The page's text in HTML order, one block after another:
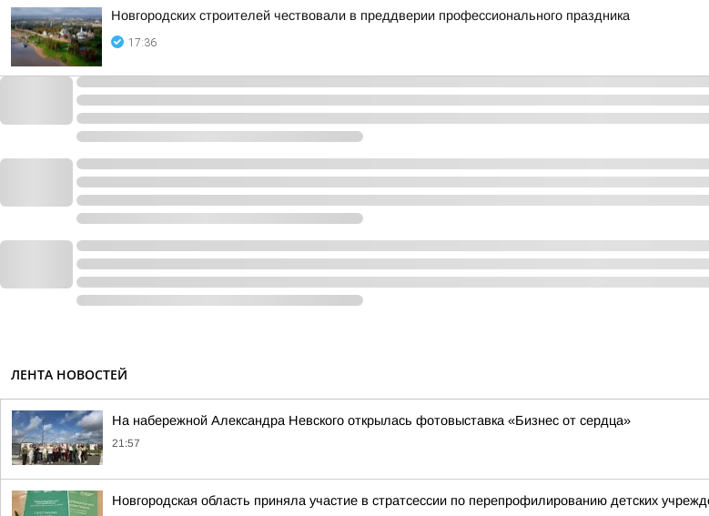
Новгородских строителей чествовали в преддверии профессионального праздника
17:36
ЛЕНТА НОВОСТЕЙ
На набережной Александра Невского открылась фотовыставка «Бизнес от сердца»
21:57
Новгородская область приняла участие в стратсессии по перепрофилированию детских